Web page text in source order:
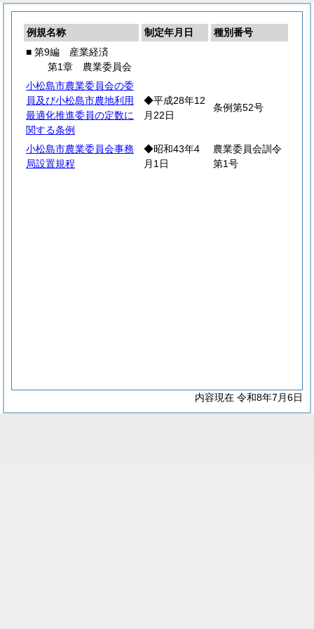
例規名称 制定年月日
種別番号
■ 第9編 産業経済
第1章 農業委員会
小松島市農業委員会の委
員及び小松島市農地利用
最適化推進委員の定数に
関する条例
◆平成28年12
月22日
条例第52号
小松島市農業委員会事務
局設置規程
◆昭和43年4
月1日
農業委員会訓令
第1号
内容現在 令和8年7月6日